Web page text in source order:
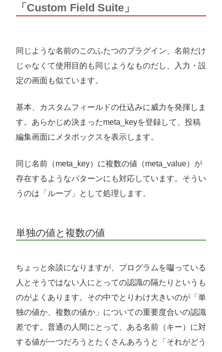
「Custom Field Suite」
同じような名前のこのふたつのプラグイン、名前だけ
じゃなくて使用目的も同じようなものだし、入力・設
定の画面も似ています。
基本、カスタムフィールドの仕込みに威力を発揮しま
す。あらかじめ決まったmeta_keyを登録して、投稿
編集画面にメタボックスを表示します。
同じ名前（meta_key）に複数の値（meta_value）が
存在するようなパターンにも対応しています。そうい
うのは「ループ」として処理します。
単独の値と複数の値
ちょっと余談になりますが、プログラムを囓っている
人とそうではない人にとっての認識の隔たりというも
のがよくあります。その中でとりわけ大きいのが「単
独の値か、複数の値か」についての重要度合いの認識
差です。普通の人間にとって、ある名前（キー）に対
する値が一つだろうとたくさんあろうと「それがどう